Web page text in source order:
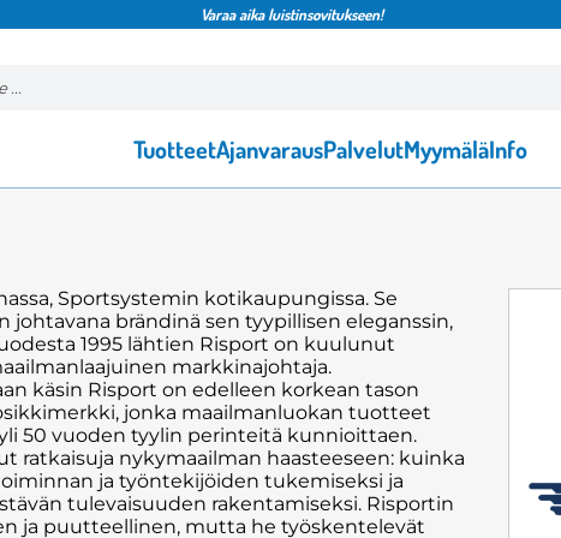
Varaa aika luistinsovitukseen!
TuotteetAjanvarausPalvelutMyymäläInfo
Sportsystemin kotikaupungissa. Se
brändinä sen tyypillisen eleganssin,
1995 lähtien Risport on kuulunut
markkinajohtaja.
käsin Risport on edelleen korkean tason
jonka maailmanluokan tuotteet
50 vuoden tyylin perinteitä kunnioittaen.
ratkaisuja nykymaailman haasteeseen: kuinka
ja työntekijöiden tukemiseksi ja
tulevaisuuden rakentamiseksi. Risportin
ja puutteellinen, mutta he työskentelevät